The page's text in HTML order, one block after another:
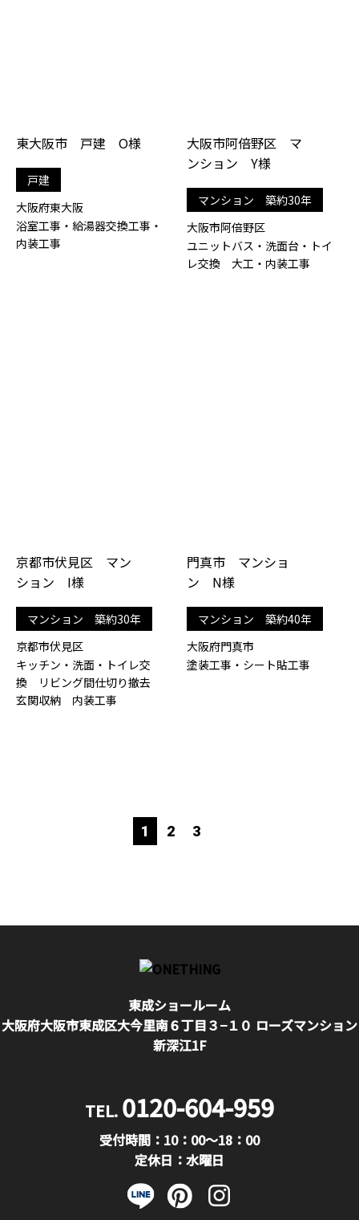
東大阪市 戸建 O様
戸建
大阪府東大阪
浴室工事・給湯器交換工事・
内装工事
大阪市阿倍野区 マ
ンション Y様
マンション 築約30年
大阪市阿倍野区
ユニットバス・洗面台・トイ
レ交換 大工・内装工事
京都市伏見区 マン
ション I様
マンション 築約30年
京都市伏見区
キッチン・洗面・トイレ交
換 リビング間仕切り撤去
玄関収納 内装工事
門真市 マンショ
ン N様
マンション 築約40年
大阪府門真市
塗装工事・シート貼工事
1 2 3
東成ショールーム
大阪府大阪市東成区大今里南６丁目３−１０ ローズマンション
新深江1F
TEL. 0120-604-959
受付時間：10：00〜18：00
定休日：水曜日